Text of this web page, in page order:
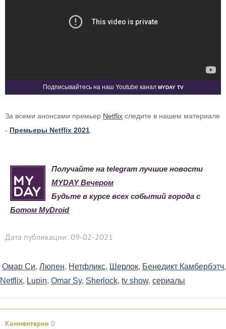
Подписывайтесь на наш Youtube канал Myday TV
За всеми анонсами премьер Netflix следите в нашем материале
- Премьеры Netflix 2021
Получайте на telegram лучшие новости
MYDAY Вечером
Будьте в курсе всех событий города с
Ботом MyDroid
Дата публикации: 09-02-2021
Омар Си ,Люпен,Нетфликс ,Шерлок,Бенедикт
Камбербэтч, Netflix ,Lupin,Omar Sy,Sherlock,tv show